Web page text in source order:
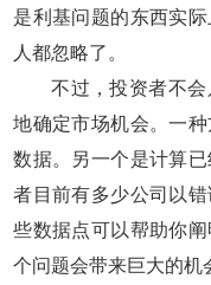
是利基问题的东西实
人都忽略了。
不过，投资者不
地确定市场机会。一
数据。另一个是计算
者目前有多少公司以
些数据点可以帮助你
个问题会带来巨大的机